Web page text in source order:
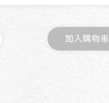
加入購物車